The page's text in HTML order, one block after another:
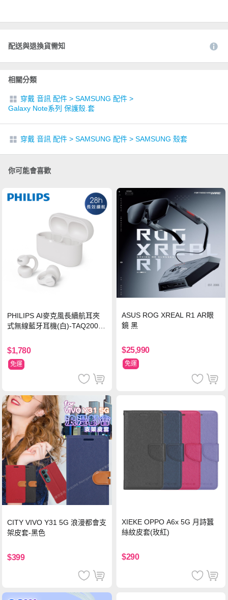
配送與退換貨需知
相關分類
穿戴 音訊 配件 > SAMSUNG 配件 >
Galaxy Note系列 保護殼.套
穿戴 音訊 配件 > SAMSUNG 配件 > SAMSUNG 殼套
你可能會喜歡
PHILIPS AI麥克風長續航耳夾
式無線藍牙耳機(白)-TAQ2000
$1,780
免運
ASUS ROG XREAL R1 AR眼
鏡 黑
$25,990
免運
CITY VIVO Y31 5G 浪漫都會支
架皮套-黑色
$399
XIEKE OPPO A6x 5G 月詩蠶
絲紋皮套(玫紅)
$290